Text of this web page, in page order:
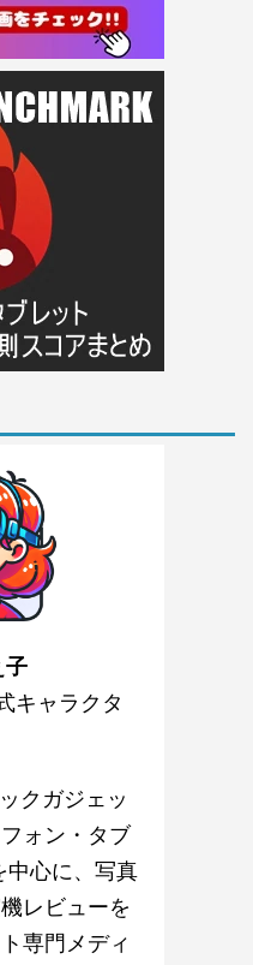
子
キャラクタ
クガジェッ
ォン・タブ
中心に、写真
レビューを
専門メディ